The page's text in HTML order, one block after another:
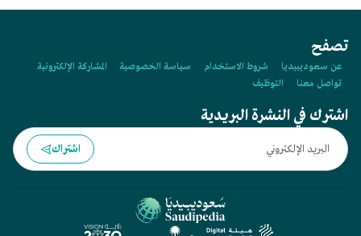
تصفح
عن سعوديبيديا شروط الاستخدام سياسة الخصوصية
المشاركة الإلكترونية
تواصل معنا
التوظيف
اشترك في النشرة البريدية
اشتراك